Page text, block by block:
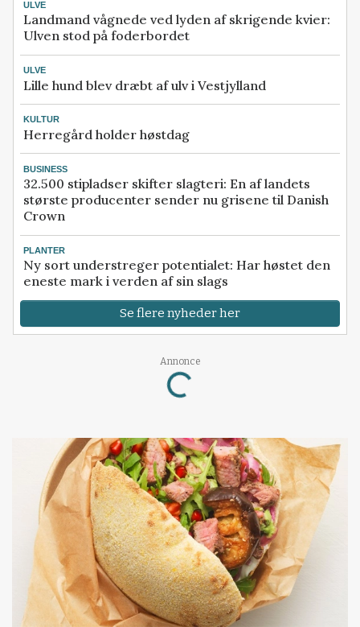
ULVE
Landmand vågnede ved lyden af skrigende kvier:
Ulven stod på foderbordet
ULVE
Lille hund blev dræbt af ulv i Vestjylland
KULTUR
Herregård holder høstdag
BUSINESS
32.500 stipladser skifter slagteri: En af landets
største producenter sender nu grisene til Danish
Crown
PLANTER
Ny sort understreger potentialet: Har høstet den
eneste mark i verden af sin slags
Se flere nyheder her
Annonce
Loading...